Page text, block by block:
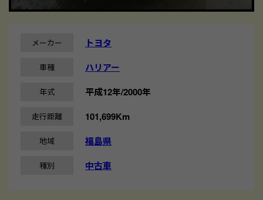
メーカー トヨタ
車種 ハリアー
年式 平成12年/2000年
走行距離 101,699Km
地域 福島県
種別 中古車